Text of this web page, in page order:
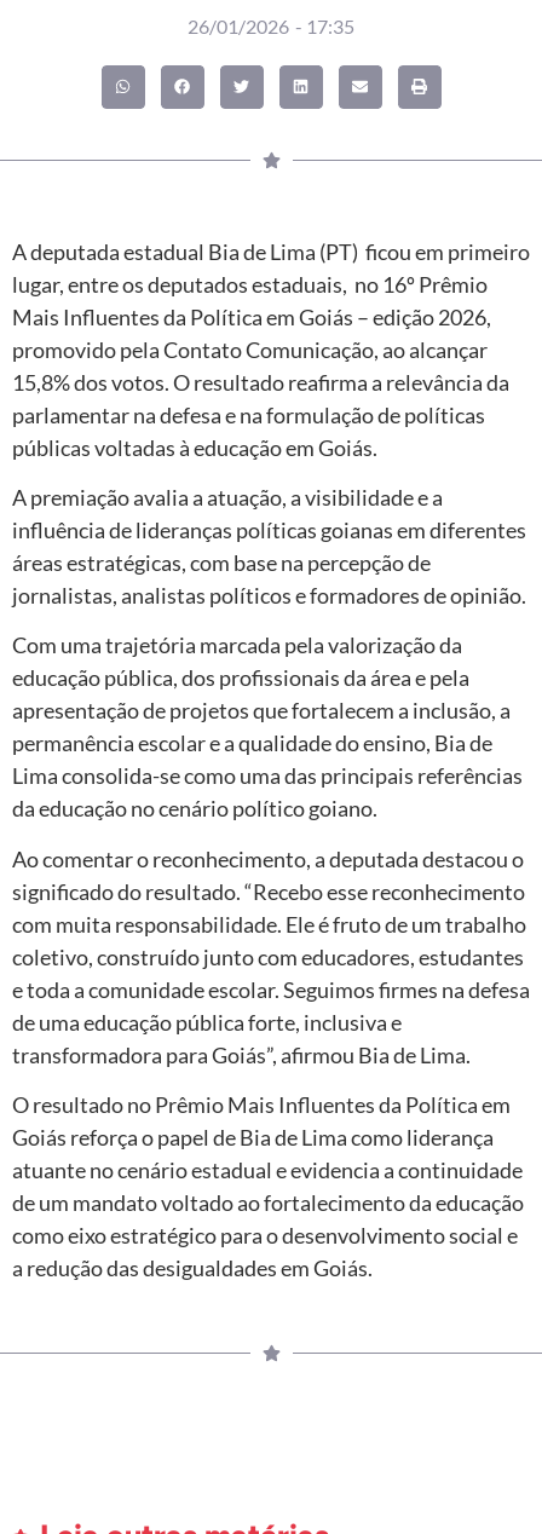
26/01/2026 - 17:35
A deputada estadual Bia de Lima (PT) ficou em primeiro
lugar, entre os deputados estaduais, no 16º Prêmio
Mais Influentes da Política em Goiás – edição 2026,
promovido pela Contato Comunicação, ao alcançar
15,8% dos votos. O resultado reafirma a relevância da
parlamentar na defesa e na formulação de políticas
públicas voltadas à educação em Goiás.
A premiação avalia a atuação, a visibilidade e a
influência de lideranças políticas goianas em diferentes
áreas estratégicas, com base na percepção de
jornalistas, analistas políticos e formadores de opinião.
Com uma trajetória marcada pela valorização da
educação pública, dos profissionais da área e pela
apresentação de projetos que fortalecem a inclusão, a
permanência escolar e a qualidade do ensino, Bia de
Lima consolida-se como uma das principais referências
da educação no cenário político goiano.
Ao comentar o reconhecimento, a deputada destacou o
significado do resultado. “Recebo esse reconhecimento
com muita responsabilidade. Ele é fruto de um trabalho
coletivo, construído junto com educadores, estudantes
e toda a comunidade escolar. Seguimos firmes na defesa
de uma educação pública forte, inclusiva e
transformadora para Goiás”, afirmou Bia de Lima.
O resultado no Prêmio Mais Influentes da Política em
Goiás reforça o papel de Bia de Lima como liderança
atuante no cenário estadual e evidencia a continuidade
de um mandato voltado ao fortalecimento da educação
como eixo estratégico para o desenvolvimento social e
a redução das desigualdades em Goiás.